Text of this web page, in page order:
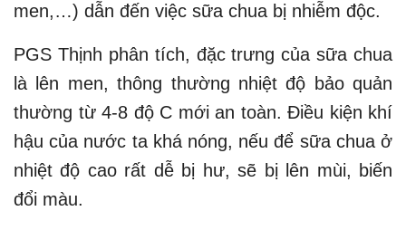
men,…) dẫn đến việc sữa chua bị nhiễm độc.
PGS Thịnh phân tích, đặc trưng của sữa chua
là lên men, thông thường nhiệt độ bảo quản
thường từ 4-8 độ C mới an toàn. Điều kiện khí
hậu của nước ta khá nóng, nếu để sữa chua ở
nhiệt độ cao rất dễ bị hư, sẽ bị lên mùi, biến
đổi màu.